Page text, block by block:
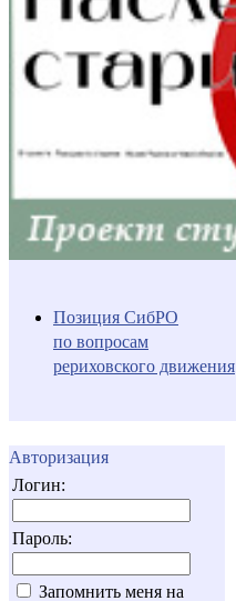
Позиция СибРО
по вопросам
рериховского движения
Авторизация
Логин:
Пароль:
Запомнить меня на